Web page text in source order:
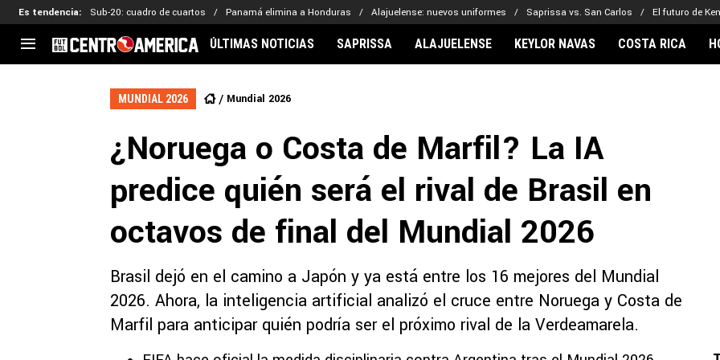
Es tendencia: Sub-20: cuadro de cuartos Panamá elimina a Honduras Alajuelense: nuevos uniformes Saprissa vs. San Carlos El futuro de
CENTROAMÉRICA
CONCACAF
Liga de Naciones
Eliminatorias
Copa de Campeones
Copa Centroamericana
MLS
Kervin Arriaga
Nathaniel Méndez-Laing
Alajuelense
Comunicaciones
Olimpia
Real Estelí
Real Madrid
ÚLTIMAS NOTICIAS SAPRISSA ALAJUELENSE KEYLOR NAVAS COSTA RICA
MUNDIAL 2026 Mundial 2026
¿Noruega o Costa de Marfil? La IA
predice quién será el rival de Brasil en
octavos de final del Mundial 2026
Brasil dejó en el camino a Japón y ya está entre los 16 mejores del Mundial
2026. Ahora, la inteligencia artificial analizó el cruce entre Noruega y Costa de
Marfil para anticipar quién podría ser el próximo rival de la Verdeamarela.